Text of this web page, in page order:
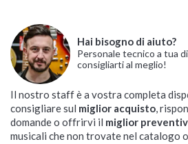
Hai bisogno di aiuto?
Personale tecnico a tua
consigliarti al meglio!
Il nostro staff è a vostra completa
consigliare sul miglior acquisto,
domande o offrirvi il miglior
musicali che non trovate nel catalogo